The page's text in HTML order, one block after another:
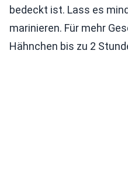
bedeckt ist. Lass es
marinieren. Für mehr
Hähnchen bis zu 2